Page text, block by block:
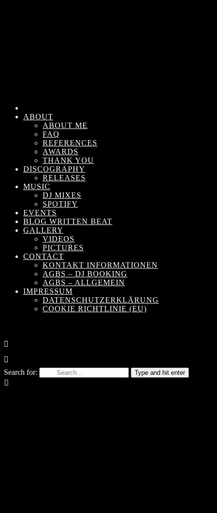
ABOUT
ABOUT ME
FAQ
REFERENCES
AWARDS
THANK YOU
DISCOGRAPHY
RELEASES
MUSIC
DJ MIXES
SPOTIFY
EVENTS
BLOG WRITTEN BEAT
GALLERY
VIDEOS
PICTURES
CONTACT
KONTAKT INFORMATIONEN
AGBS – DJ BOOKING
AGBS – ALLGEMEIN
IMPRESSUM
DATENSCHUTZERKLÄRUNG
COOKIE RICHTLINIE (EU)
Search for: Type and hit enter